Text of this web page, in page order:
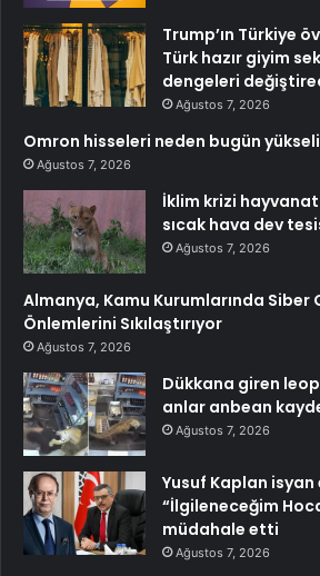
Trump’ın Türkiye
Türk hazır giyim
dengeleri
Ağustos 7, 2026
Omron hisseleri neden bugün
Ağustos 7, 2026
İklim krizi
sıcak hava dev
Ağustos 7, 2026
Almanya, Kamu Kurumlarında Siber
Önlemlerini Sıkılaştırıyor
Ağustos 7, 2026
Dükkana giren
anlar anbean
Ağustos 7, 2026
Yusuf Kaplan
“İlgileneceğim
müdahale etti
Ağustos 7, 2026